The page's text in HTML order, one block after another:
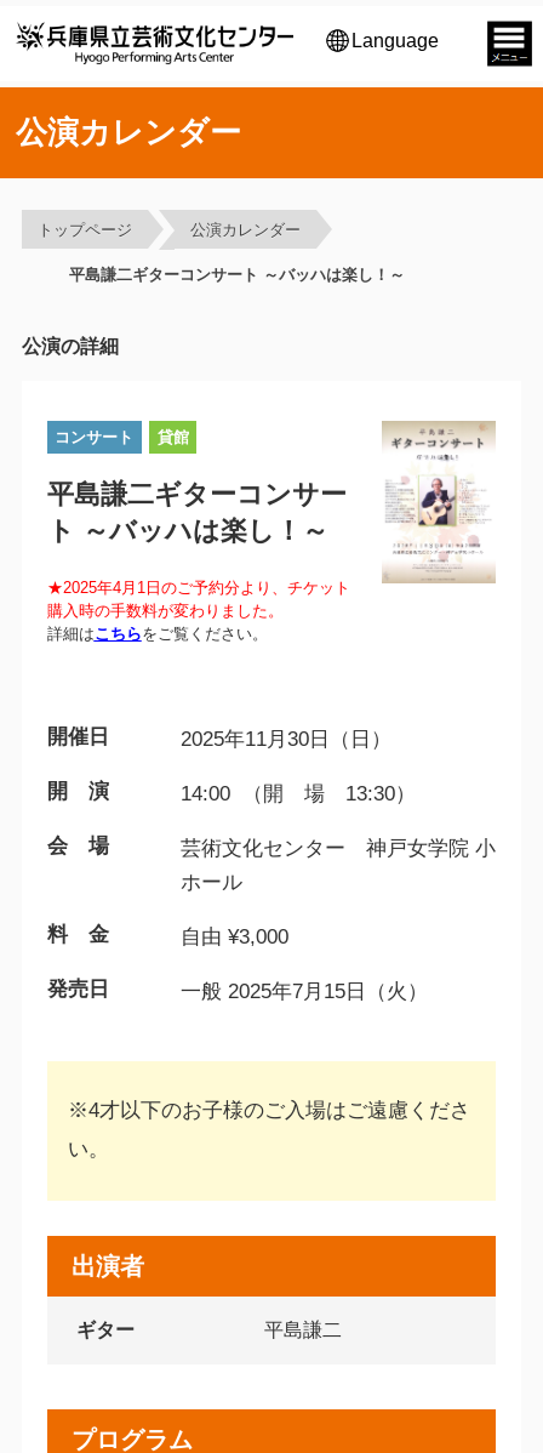
Language
公演カレンダー
トップページ 公演カレンダー
平島謙二ギターコンサート ～バッハは楽し！～
公演の詳細
コンサート 貸館
平島謙二ギターコンサー
ト ～バッハは楽し！～
★2025年4月1日のご予約分より、チケット
購入時の手数料が変わりました。
詳細はこちらをご覧ください。
開催日 2025年11月30日（日）
開 演 14:00 （開 場 13:30）
会 場
芸術文化センター 神戸女学院 小
ホール
料 金 自由 ¥3,000
発売日 一般 2025年7月15日（火）
※4才以下のお子様のご入場はご遠慮くださ
い。
出演者
ギター 平島謙二
プログラム